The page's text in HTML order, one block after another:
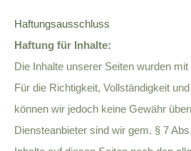
Haftungsausschluss
Haftung für Inhalte:
Die Inhalte unserer Seiten wurden
Für die Richtigkeit, Vollständigkeit
können wir jedoch keine Gewähr
Diensteanbieter sind wir gem. § 7